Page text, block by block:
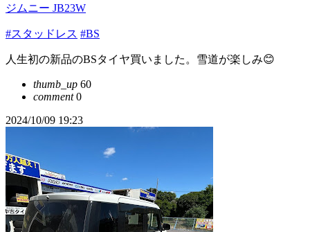
ジムニー JB23W
#スタッドレス #BS
人生初の新品のBSタイヤ買いました。雪道が楽しみ😊
thumb_up 60
comment0
2024/10/09 19:23